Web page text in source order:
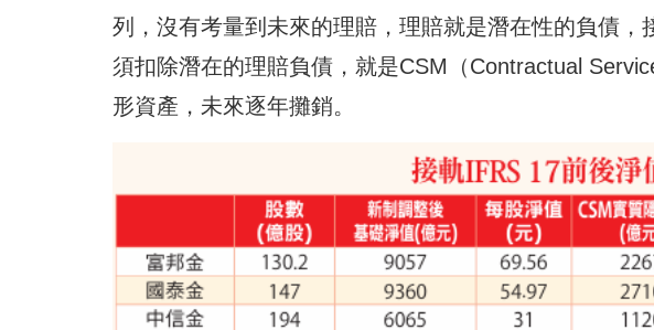
列，沒有考量到未來的理賠，理賠就是潛在性的負債
須扣除潛在的理賠負債，就是CSM（Contractual
形資產，未來逐年攤銷。